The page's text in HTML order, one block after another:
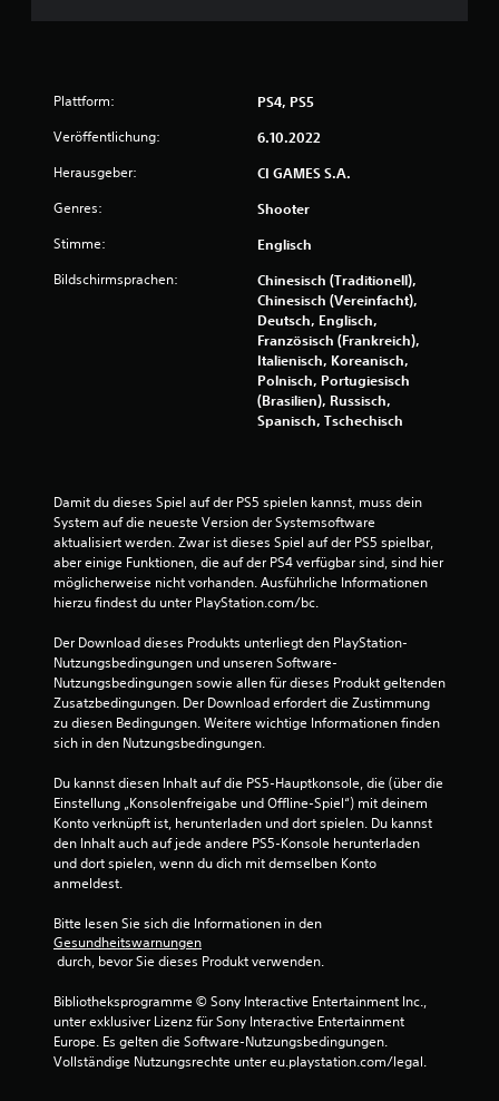
e
:
.
v
o
n
S
t
e
r
n
s
Plattform: PS4, PS5
Veröffentlichung: 6.10.2022
Herausgeber: CI GAMES S.A.
Genres: Shooter
Stimme: Englisch
Bildschirmsprachen:
Chinesisch (Traditionell),
Chinesisch (Vereinfacht),
Deutsch, Englisch,
Französisch (Frankreich),
Italienisch, Koreanisch,
Polnisch, Portugiesisch
(Brasilien), Russisch,
Spanisch, Tschechisch
Damit du dieses Spiel auf der PS5 spielen kannst, muss dein
System auf die neueste Version der Systemsoftware
aktualisiert werden. Zwar ist dieses Spiel auf der PS5 spielbar,
aber einige Funktionen, die auf der PS4 verfügbar sind, sind hier
möglicherweise nicht vorhanden. Ausführliche Informationen
hierzu findest du unter PlayStation.com/bc.
Der Download dieses Produkts unterliegt den PlayStation-
Nutzungsbedingungen und unseren Software-
Nutzungsbedingungen sowie allen für dieses Produkt geltenden
Zusatzbedingungen. Der Download erfordert die Zustimmung
zu diesen Bedingungen. Weitere wichtige Informationen finden
sich in den Nutzungsbedingungen.
Du kannst diesen Inhalt auf die PS5-Hauptkonsole, die (über die
Einstellung „Konsolenfreigabe und Offline-Spiel“) mit deinem
Konto verknüpft ist, herunterladen und dort spielen. Du kannst
den Inhalt auch auf jede andere PS5-Konsole herunterladen
und dort spielen, wenn du dich mit demselben Konto
anmeldest.
Bitte lesen Sie sich die Informationen in den
Gesundheitswarnungen
durch, bevor Sie dieses Produkt verwenden.
Bibliotheksprogramme © Sony Interactive Entertainment Inc.,
unter exklusiver Lizenz für Sony Interactive Entertainment
Europe. Es gelten die Software-Nutzungsbedingungen.
Vollständige Nutzungsrechte unter eu.playstation.com/legal.